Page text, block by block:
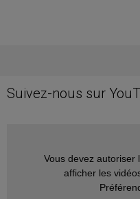
Suivez-nous sur
Vous devez autoriser
afficher les